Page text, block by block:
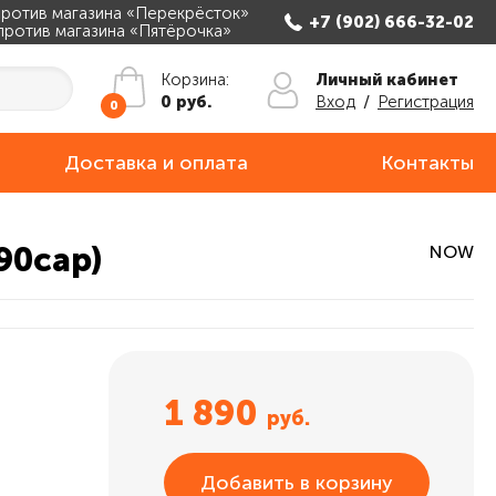
магазина «Перекрёсток»
магазина «Пятёрочка»
+7 (902) 666-32-02
0
Корзина:
0 руб.
Личный кабинет
Вход / Регистрация
Доставка и оплата Контакты
NOW
1 890 руб.
Добавить в корзину